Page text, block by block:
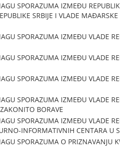
SPORAZUMA IZMEĐU
SRBIJE I VLADE
SPORAZUMA IZMEĐU VLADE
SPORAZUMA IZMEĐU VLADE
SPORAZUMA IZMEĐU VLADE
SPORAZUMA IZMEĐU VLADE
BORAVE
SPORAZUMA IZMEĐU VLADE
INFORMATIVNIH CENTARA U
SPORAZUMA O PRIZNAVANJU